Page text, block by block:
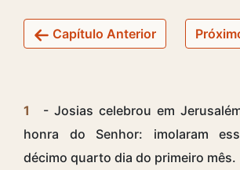
Capítulo Anterior
1
- Josias celebrou em
honra do Senhor: imolaram
décimo quarto dia do primeiro mês.